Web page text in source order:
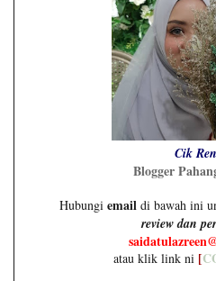
Cik
Blogger
Hubungi emaildi bawah ini
review dan
atau klik link ni [